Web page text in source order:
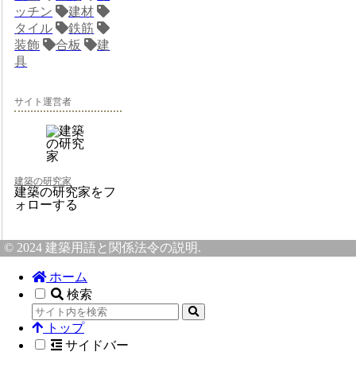
ッチン
建材
タイル
鉄筋
装飾
合板
建
具
サイト運営者
建築の研究家
建築の研究家をフ
ォローする
© 2024 建築用語と関係法令の説明.
ホーム
検索
トップ
サイドバー